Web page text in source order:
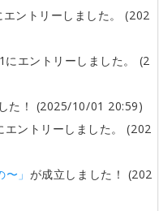
ントリーしました。 (202
にエントリーしました。 (2
た！ (2025/10/01 20:59)
エントリーしました。 (202
」 が成立しました！ (202